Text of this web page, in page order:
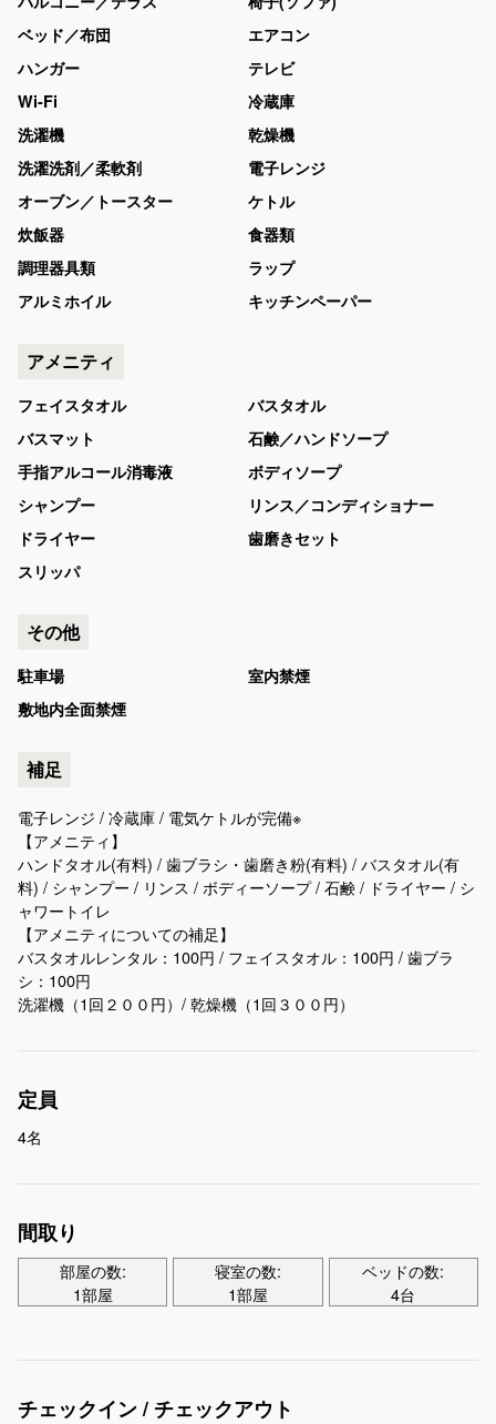
ベッド／布団
エアコン
ハンガー
テレビ
Wi-Fi
冷蔵庫
洗濯機
乾燥機
洗濯洗剤／柔軟剤
電子レンジ
オーブン／トースター
ケトル
炊飯器
食器類
調理器具類
ラップ
アルミホイル
キッチンペーパー
アメニティ
フェイスタオル
バスタオル
バスマット
石鹸／ハンドソープ
手指アルコール消毒液
ボディソープ
シャンプー
リンス／コンディショナー
ドライヤー
歯磨きセット
スリッパ
その他
駐車場
室内禁煙
敷地内全面禁煙
補足
電子レンジ / 冷蔵庫 / 電気ケトルが完備※
【アメニティ】
ハンドタオル(有料) / 歯ブラシ・歯磨き粉(有料) / バスタオル(有
料) / シャンプー / リンス / ボディーソープ / 石鹸 / ドライヤー / シ
ャワートイレ
【アメニティについての補足】
バスタオルレンタル：100円 / フェイスタオル：100円 / 歯ブラ
シ：100円
洗濯機（1回２００円）/ 乾燥機（1回３００円）
定員
4名
間取り
部屋の数:
1部屋
寝室の数:
1部屋
ベッドの数:
4台
チェックイン / チェックアウト